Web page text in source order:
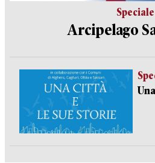
Speciale
Arcipelago